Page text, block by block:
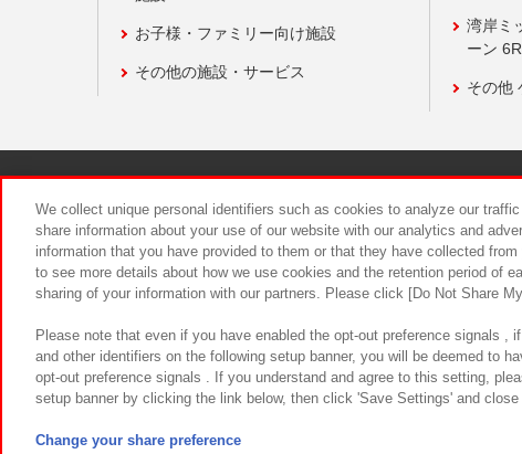
お子様・ファミリー向け施設
その他の施設・サービス
湾岸ミ
ーン
その他
食品のご提供
We collect unique personal identifiers such as cookies to analyze our
share information about your use of our website with our analytics and
information that you have provided to them or that they have collected
to see more details about how we use cookies and the retention period of
sharing of your information with our partners. Please click [Do Not Share
Please note that even if you have enabled the opt-out preference signals ,
and other identifiers on the following setup banner, you will be deemed to
opt-out preference signals . If you understand and agree to this setting,
setup banner by clicking the link below, then click 'Save Settings' and close
Change your share preference